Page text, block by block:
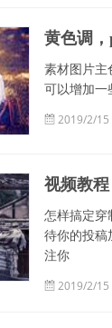
黄色调
素材图片主
可以增加一
2019/2/15
视频教
怎样搞定穿
待你的投稿
注你
2019/2/15